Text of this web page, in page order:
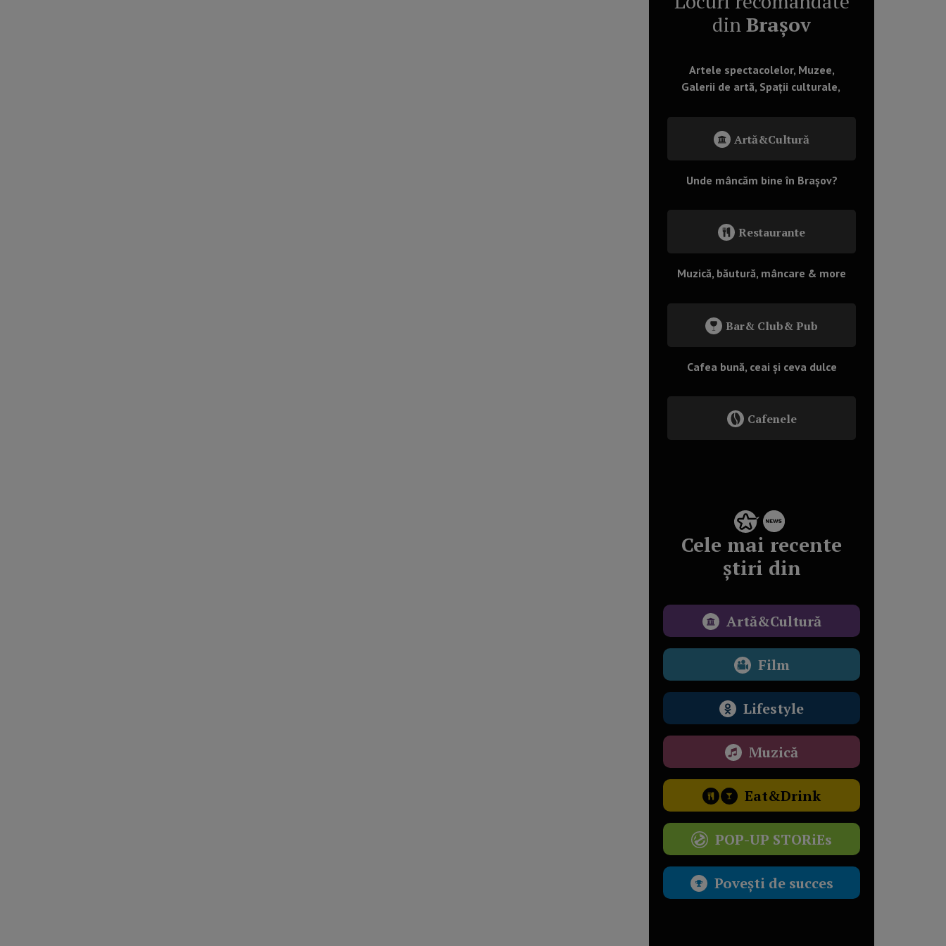
dinBrașov
Artele spectacolelor, Muzee,
Galerii de artă, Spații culturale,
Artă&Cultură
Unde mâncăm bine în Brașov?
Restaurante
Muzică, băutură, mâncare & more
Bar& Club& Pub
Cafea bună, ceai și ceva dulce
Cafenele
Cele mai recente
știri din
Artă&Cultură
Film
Lifestyle
Muzică
Eat&Drink
POP-UP STORiEs
Povești de succes